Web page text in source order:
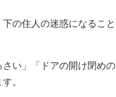
の住人の迷惑になること
さい」「ドアの開け閉めの
。